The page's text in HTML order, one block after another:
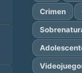
Crimen